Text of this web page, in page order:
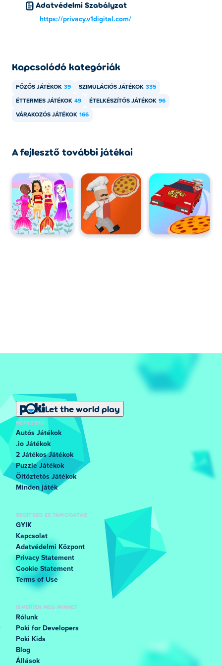
A Vortelli's Cafe játszható számítógépen és
mobileszközökön, például telefonokon és táblagépeken.
Adatvédelmi Szabályzat
https://privacy.v1digital.com/
Kapcsolódó kategóriák
FŐZŐS JÁTÉKOK 39 SZIMULÁCIÓS JÁTÉKOK 335
ÉTTERMES JÁTÉKOK 49 ÉTELKÉSZÍTŐS JÁTÉKOK 96
VÁRAKOZÓS JÁTÉKOK 166
A fejlesztő további játékai
Let the world play
NÉPSZERŰ
Autós Játékok
.io Játékok
2 Játékos Játékok
Puzzle Játékok
Öltöztetős Játékok
Minden játék
SEGÍTSÉG ÉS TÁMOGATÁS
GYIK
Kapcsolat
Adatvédelmi Központ
Privacy Statement
Cookie Statement
Terms of Use
ISMERJEN MEG MINKET
Rólunk
Poki for Developers
Poki Kids
Blog
Állások